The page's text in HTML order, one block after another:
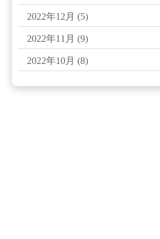
2022年12月 (5)
2022年11月 (9)
2022年10月 (8)